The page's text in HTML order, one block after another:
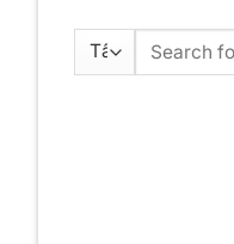
Tìm